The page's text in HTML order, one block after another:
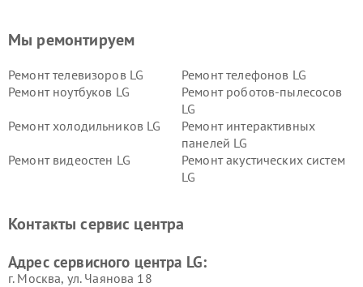
Мы ремонтируем
Ремонт телевизоров LG
Ремонт телефонов LG
Ремонт ноутбуков LG
Ремонт роботов-пылесосов
LG
Ремонт холодильников LG
Ремонт интерактивных
панелей LG
Ремонт видеостен LG
Ремонт акустических систем
LG
Ремонт морозильных камер
Ремонт вертикальных
Контакты сервис центра
Адрес сервисного центра LG:
г. Москва, ул. Чаянова 18